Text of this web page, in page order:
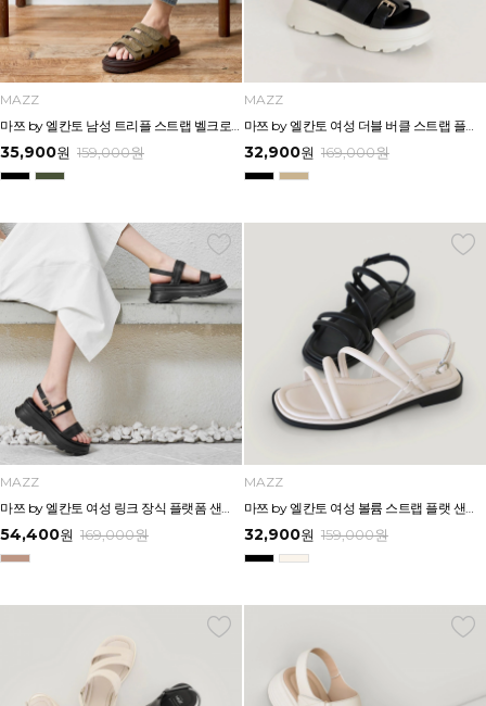
MAZZ
마쯔 by 엘칸토 남성 트리플 스트랩 벨크로 슬라이드 4.5cm LCMW61M626
35,900원 159,000원
MAZZ
마쯔 by 엘칸토 여성 더블 버클 스트랩 플랫폼 샌들 6cm LCWW34M626
32,900원 169,000원
MAZZ
마쯔 by 엘칸토 여성 링크 장식 플랫폼 샌들 6cm LCWW50M626
54,400원 169,000원
MAZZ
마쯔 by 엘칸토 여성 볼륨 스트랩 플랫 샌들 2cm LCWW58M626
32,900원 159,000원